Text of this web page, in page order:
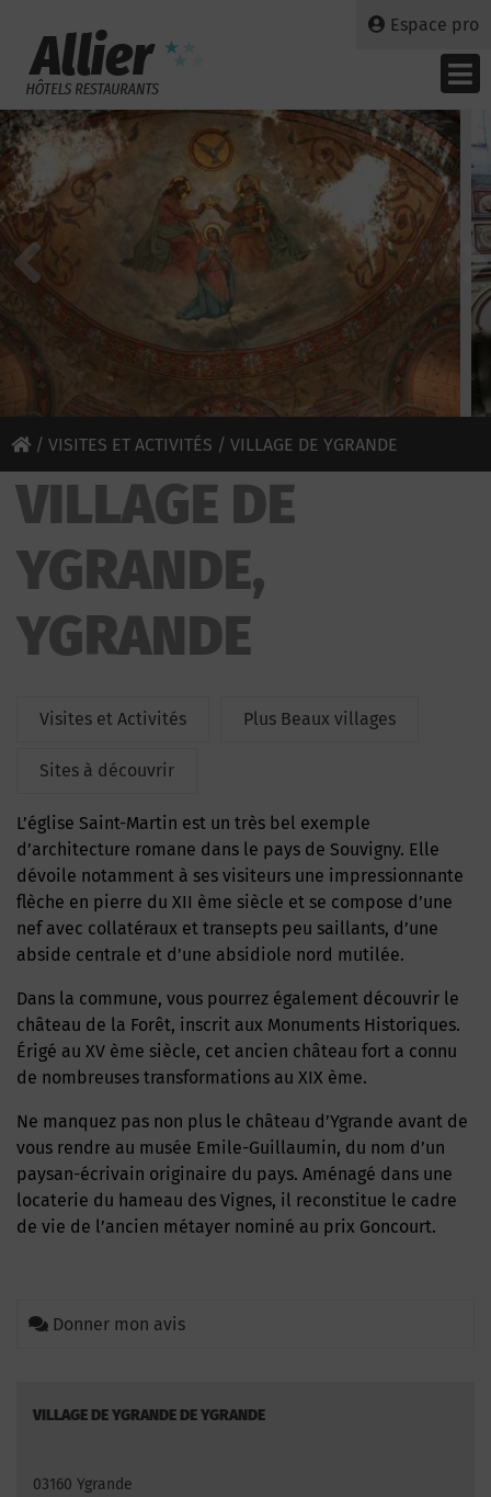
Espace pro
/ VISITES ET ACTIVITÉS / VILLAGE DE YGRANDE
VILLAGE DE
YGRANDE,
YGRANDE
Visites et Activités Plus Beaux villages
Sites à découvrir
L’église Saint-Martin est un très bel exemple
d’architecture romane dans le pays de Souvigny. Elle
dévoile notamment à ses visiteurs une impressionnante
flèche en pierre du XII ème siècle et se compose d’une
nef avec collatéraux et transepts peu saillants, d’une
abside centrale et d’une absidiole nord mutilée.
Dans la commune, vous pourrez également découvrir le
château de la Forêt, inscrit aux Monuments Historiques.
Érigé au XV ème siècle, cet ancien château fort a connu
de nombreuses transformations au XIX ème.
Ne manquez pas non plus le château d’Ygrande avant de
vous rendre au musée Emile-Guillaumin, du nom d’un
paysan-écrivain originaire du pays. Aménagé dans une
locaterie du hameau des Vignes, il reconstitue le cadre
de vie de l’ancien métayer nominé au prix Goncourt.
Donner mon avis
VILLAGE DE YGRANDE DE YGRANDE
03160 Ygrande